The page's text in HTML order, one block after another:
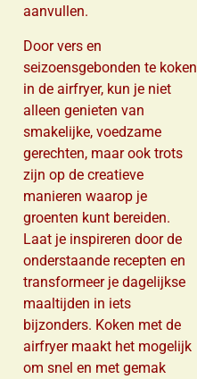
aanvullen.
Door vers en
seizoensgebonden te koken
in de airfryer, kun je niet
alleen genieten van
smakelijke, voedzame
gerechten, maar ook trots
zijn op de creatieve
manieren waarop je
groenten kunt bereiden.
Laat je inspireren door de
onderstaande recepten en
transformeer je dagelijkse
maaltijden in iets
bijzonders. Koken met de
airfryer maakt het mogelijk
om snel en met gemak